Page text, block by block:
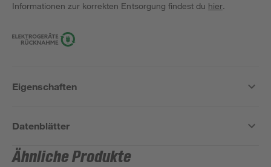
Informationen zur korrekten Entsorgung findest du hier.
Eigenschaften
Datenblätter
Ähnliche Produkte